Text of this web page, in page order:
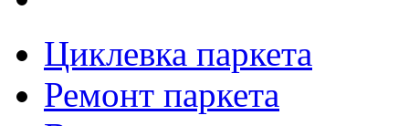
Циклевка паркета
Ремонт паркета